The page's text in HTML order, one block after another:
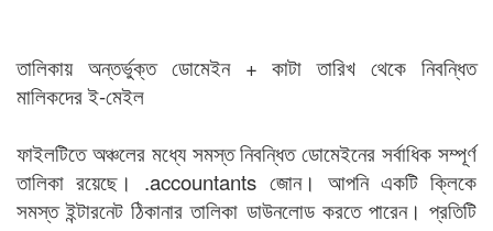
তালিকায় অন্তর্ভুক্ত ডোমেইন + কাটা তারিখ থেকে নিবন্ধিত
মালিকদের ই-মেইল
ফাইলটিতে অঞ্চলের মধ্যে সমস্ত নিবন্ধিত ডোমেইনের সর্বাধিক সম্পূর্ণ
তালিকা রয়েছে। .accountants জোন। আপনি একটি ক্লিকে
সমস্ত ইন্টারনেট ঠিকানার তালিকা ডাউনলোড করতে পারেন। প্রতিটি